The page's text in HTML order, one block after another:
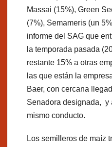
Massai (15%), Green
(7%), Semameris (un
informe del SAG que
la temporada pasada
restante 15% a otras
las que están la
Baer, con cercana
Senadora designada, y
mismo conducto.
Los semilleros de maíz